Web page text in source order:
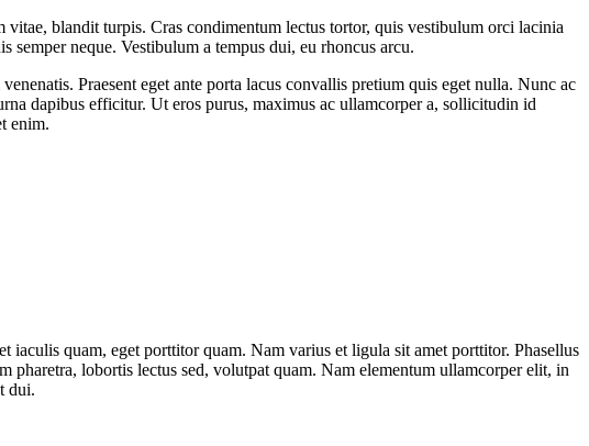
blandit turpis. Cras condimentum lectus tortor, quis vestibulum orci lacinia
neque. Vestibulum a tempus dui, eu rhoncus arcu.
Praesent eget ante porta lacus convallis pretium quis eget nulla. Nunc ac
dapibus efficitur. Ut eros purus, maximus ac ullamcorper a, sollicitudin id
enim.
quam, eget porttitor quam. Nam varius et ligula sit amet porttitor. Phasellus
pharetra, lobortis lectus sed, volutpat quam. Nam elementum ullamcorper elit, in
dui.